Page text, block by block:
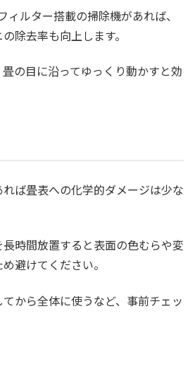
ィルター搭載の掃除機があれば、
除去率も向上します。
の目に沿ってゆっくり動かすと効
ば畳表への化学的ダメージは少な
時間放置すると表面の色むらや変
避けてください。
から全体に使うなど、事前チェッ